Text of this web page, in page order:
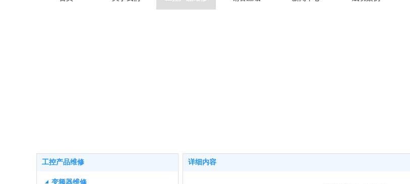
工控产品维修
变频器维修
详细内容